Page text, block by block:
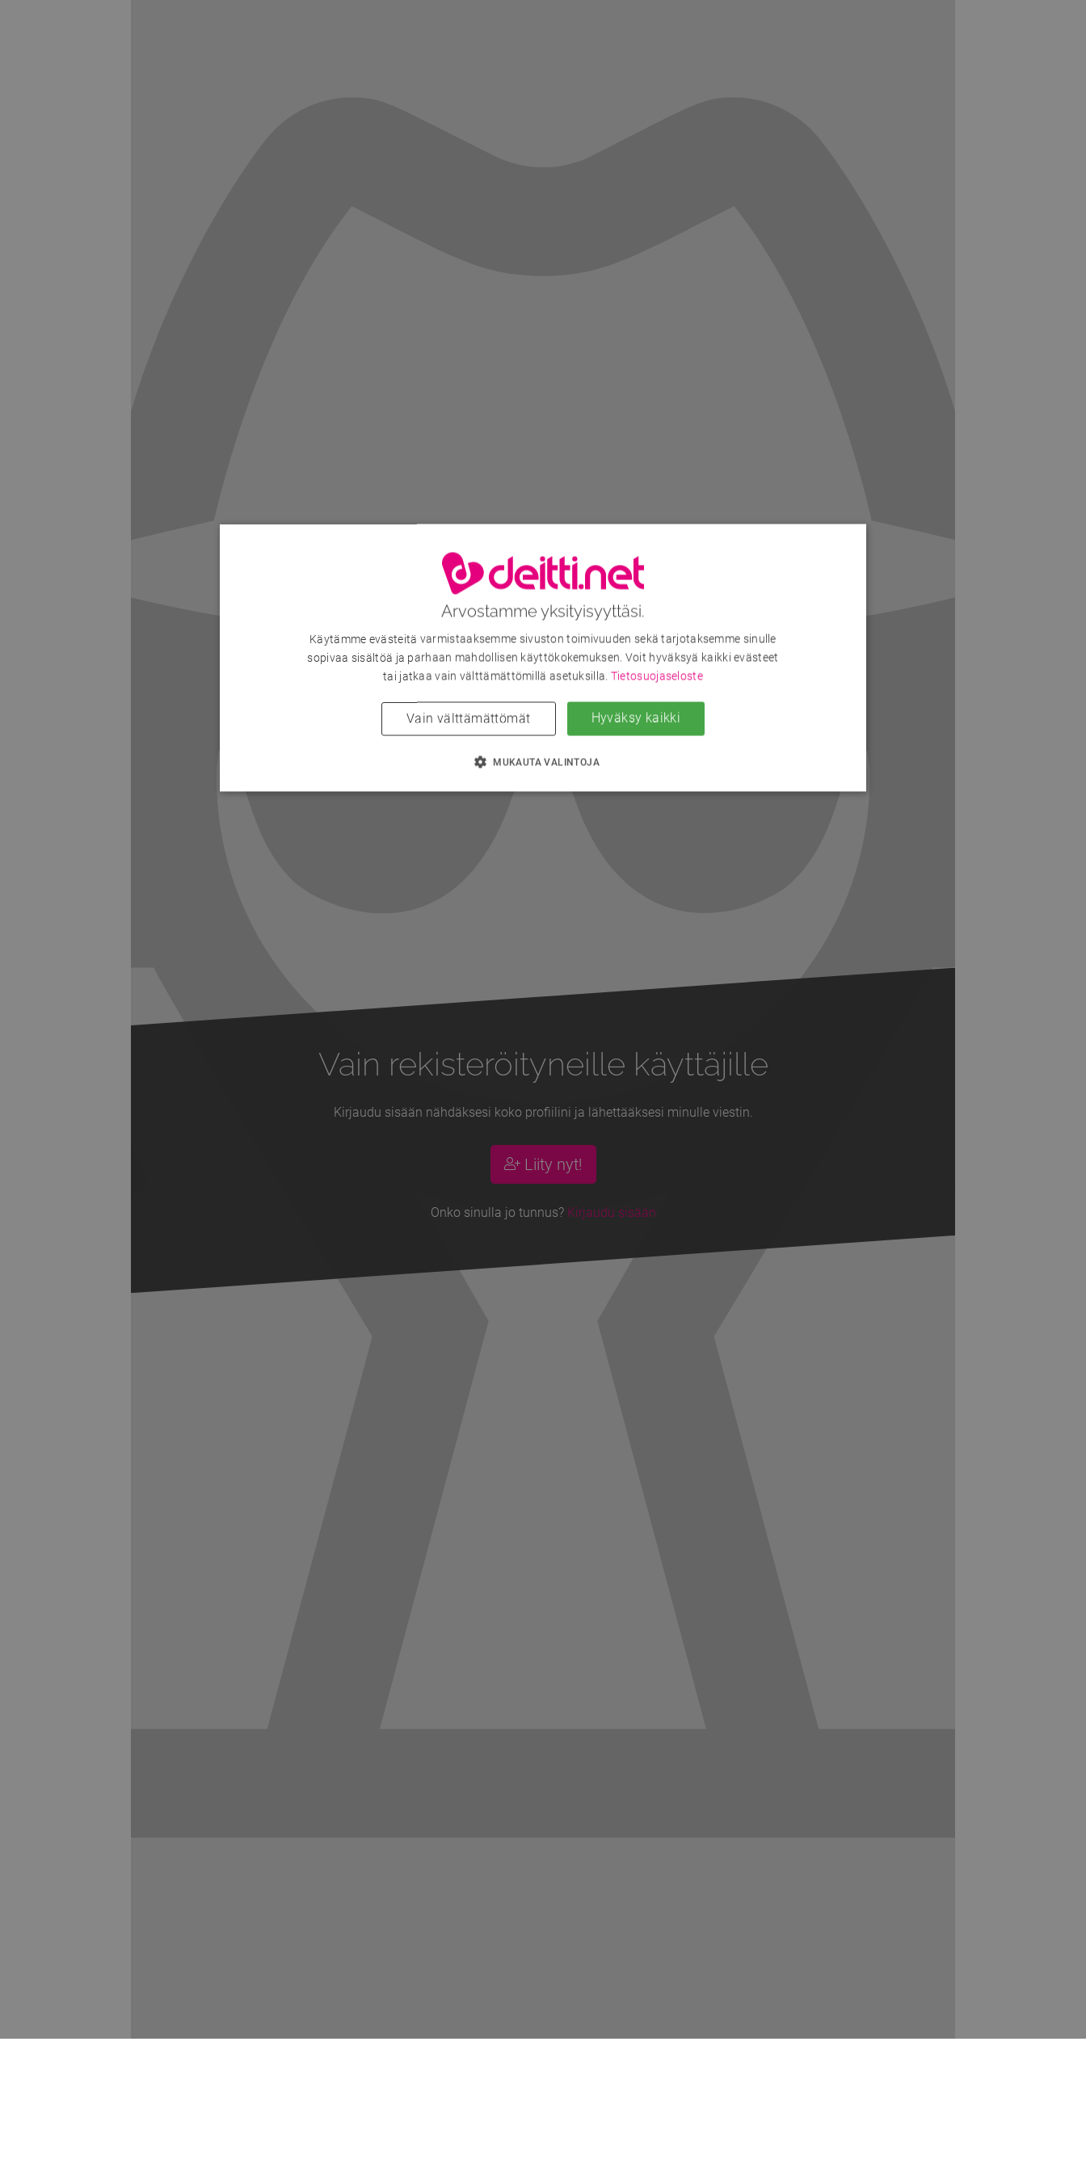
Vain rekisteröityneille käyttäjille
Kirjaudu sisään nähdäksesi koko profiilini ja lähettääksesi minulle viestin.
Liity nyt!
Onko sinulla jo tunnus? Kirjaudu sisään
Next
Arvostamme yksityisyyttäsi.
Käytämme evästeitä varmistaaksemme sivuston toimivuuden sekä tarjotaksemme sinulle
sopivaa sisältöä ja parhaan mahdollisen käyttökokemuksen. Voit hyväksyä kaikki evästeet
tai jatkaa vain välttämättömillä asetuksilla. Tietosuojaseloste
Hyväksy kaikki
Vain välttämättömät
MUKAUTA VALINTOJA